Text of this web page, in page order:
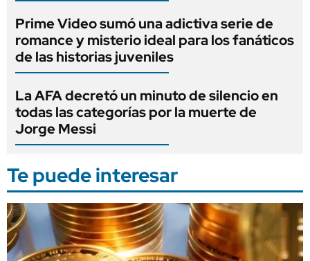
Prime Video sumó una adictiva serie de
romance y misterio ideal para los fanáticos
de las historias juveniles
La AFA decretó un minuto de silencio en
todas las categorías por la muerte de
Jorge Messi
Te puede interesar